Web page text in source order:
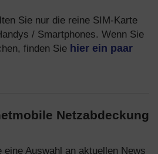
Sie nur die reine SIM-Karte
/ Smartphones. Wenn Sie
finden Sie hier ein paar
Netzabdeckung
eine Auswahl an aktuellen News